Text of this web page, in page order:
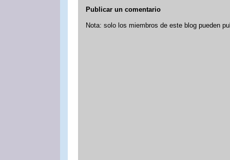
Publicar un comentario
Nota: solo los miembros de este blog pueden